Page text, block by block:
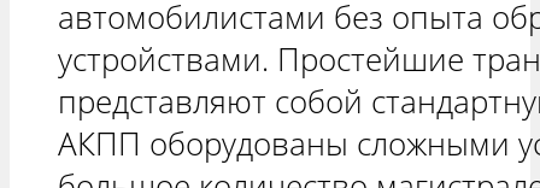
автомобилистами без опыта
устройствами. Простейшие
представляют собой
АКПП оборудованы сложными